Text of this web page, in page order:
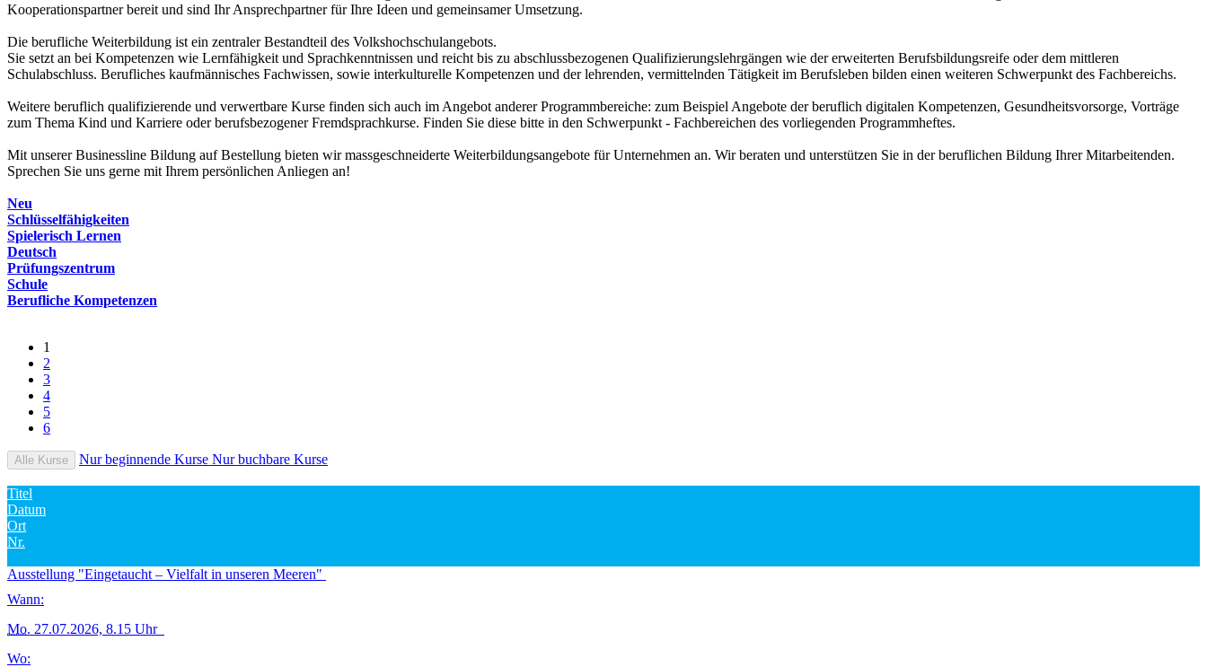
Kooperationspartner bereit und sind Ihr Ansprechpartner für Ihre Ideen und gemeinsamer Umsetzung.
Die berufliche Weiterbildung ist ein zentraler Bestandteil des Volkshochschulangebots.
Sie setzt an bei Kompetenzen wie Lernfähigkeit und Sprachkenntnissen und reicht bis zu abschlussbezogenen Qualifizierungslehrgängen wie der erweiterten Berufsbildungsreife oder dem mittleren
Schulabschluss. Berufliches kaufmännisches Fachwissen, sowie interkulturelle Kompetenzen und der lehrenden, vermittelnden Tätigkeit im Berufsleben bilden einen weiteren Schwerpunkt des Fachbereichs.
Weitere beruflich qualifizierende und verwertbare Kurse finden sich auch im Angebot anderer Programmbereiche: zum Beispiel Angebote der beruflich digitalen Kompetenzen, Gesundheitsvorsorge, Vorträge
zum Thema Kind und Karriere oder berufsbezogener Fremdsprachkurse. Finden Sie diese bitte in den Schwerpunkt - Fachbereichen des vorliegenden Programmheftes.
Mit unserer Businessline Bildung auf Bestellung bieten wir massgeschneiderte Weiterbildungsangebote für Unternehmen an. Wir beraten und unterstützen Sie in der beruflichen Bildung Ihrer Mitarbeitenden.
Sprechen Sie uns gerne mit Ihrem persönlichen Anliegen an!
Neu
Schlüsselfähigkeiten
Spielerisch Lernen
Deutsch
Prüfungszentrum
Schule
Berufliche Kompetenzen
1
2
3
4
5
6
Alle Kurse Nur beginnende Kurse Nur buchbare Kurse
Titel
Datum
Ort
Nr.
Ausstellung "Eingetaucht – Vielfalt in unseren Meeren"
Wann:
Mo. 27.07.2026, 8.15 Uhr
Wo: